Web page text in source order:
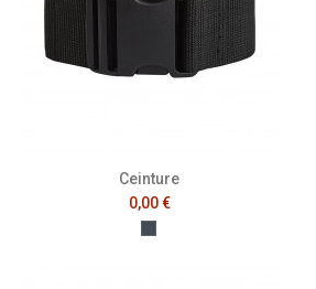
Ceinture
0,00 €
Noir